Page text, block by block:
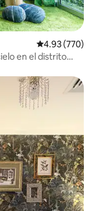
Calificación
4.93 (770)
en el distrito